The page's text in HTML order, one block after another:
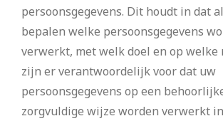
persoonsgegevens. Dit houdt in dat
bepalen welke persoonsgegevens
verwerkt, met welk doel en op welke
zijn er verantwoordelijk voor dat uw
persoonsgegevens op een
zorgvuldige wijze worden verwerkt in